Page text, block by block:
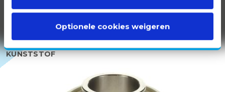
Optionele cookies weigeren
100% WIT
KUNSTSTOF